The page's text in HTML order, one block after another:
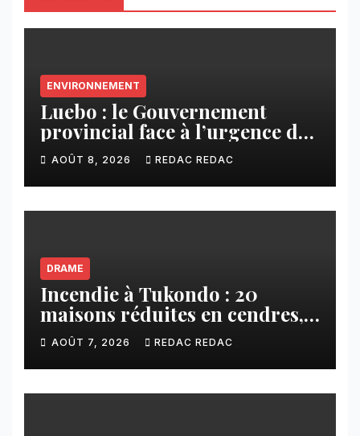
ENVIRONNEMENT
Luebo : le Gouvernement
provincial face à l’urgence des
érosions qui menacent la cité
AOÛT 8, 2026 REDAC REDAC
DRAME
Incendie à Tukondo : 20
maisons réduites en cendres,
plusieurs familles sans abri
AOÛT 7, 2026 REDAC REDAC